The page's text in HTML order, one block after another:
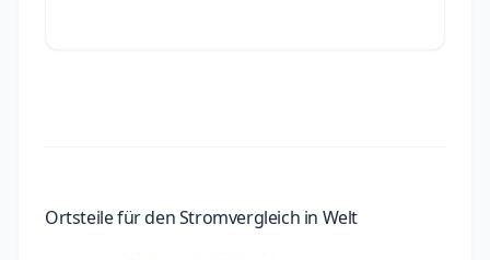
Ortsteile für den Stromvergleich in Welt